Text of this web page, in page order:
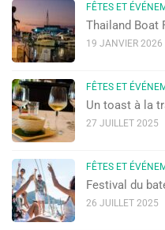
FÊTES ET
Thailand Boat
19 JANVIER 2026
FÊTES ET
Un toast à la
27 JUILLET 2025
FÊTES ET
Festival du
26 JUILLET 2025